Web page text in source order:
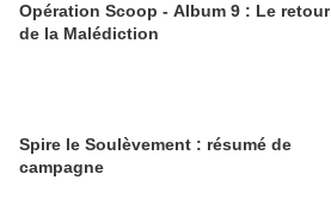
Opération Scoop - Album 9 : Le retour
de la Malédiction
Spire le Soulèvement : résumé de
campagne